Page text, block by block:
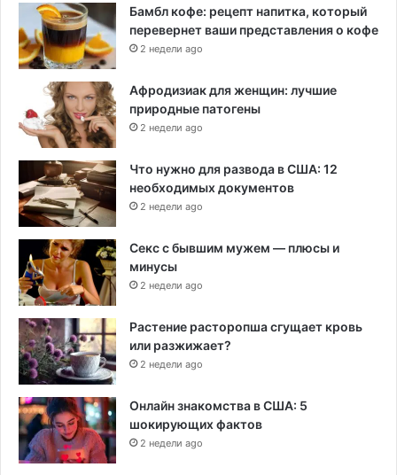
Бамбл кофе: рецепт напитка, который
перевернет ваши представления о кофе
2 недели ago
Афродизиак для женщин: лучшие
природные патогены
2 недели ago
Что нужно для развода в США: 12
необходимых документов
2 недели ago
Секс с бывшим мужем — плюсы и
минусы
2 недели ago
Растение расторопша сгущает кровь
или разжижает?
2 недели ago
Онлайн знакомства в США: 5
шокирующих фактов
2 недели ago